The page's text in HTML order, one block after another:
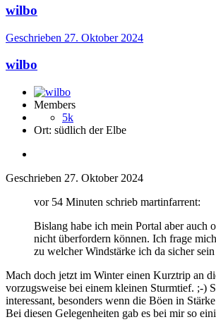
wilbo
Geschrieben 27. Oktober 2024
wilbo
Members
5k
Ort: südlich der Elbe
Geschrieben 27. Oktober 2024
vor 54 Minuten schrieb martinfarrent:
Bislang habe ich mein Portal aber auch
nicht überfordern können. Ich frage
zu welcher Windstärke ich da sicher
Mach doch jetzt im Winter einen Kurztrip an
vorzugsweise bei einem kleinen Sturmtief. ;-)
interessant, besonders wenn die Böen in
Bei diesen Gelegenheiten gab es bei mir so